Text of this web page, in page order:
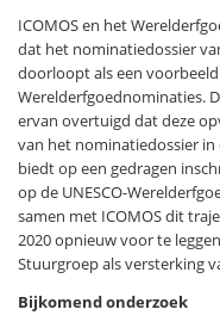
ICOMOS en het
dat het nominatiedossier
doorloopt als een
Werelderfgoednominaties.
ervan overtuigd dat deze
van het nominatiedossier in
biedt op een gedragen
op de UNESCO-
samen met ICOMOS dit
2020 opnieuw voor te
Stuurgroep als versterking
Bijkomend onderzoek